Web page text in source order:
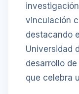
vinculación
destacando
Universidad
desarrollo
que celebra